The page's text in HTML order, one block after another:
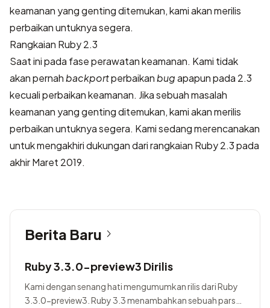
keamanan yang genting ditemukan, kami akan merilis
perbaikan untuknya segera.
Rangkaian Ruby 2.3
Saat ini pada fase perawatan keamanan. Kami tidak
akan pernahbackportperbaikanbugapapun pada 2.3
kecuali perbaikan keamanan. Jika sebuah masalah
keamanan yang genting ditemukan, kami akan merilis
perbaikan untuknya segera. Kami sedang merencanakan
untuk mengakhiri dukungan dari rangkaian Ruby 2.3 pada
akhir Maret 2019.
Berita Baru
Ruby 3.3.0-preview3 Dirilis
Kami dengan senang hati mengumumkan rilis dari Ruby
3.3.0-preview3. Ruby 3.3 menambahkan sebuah parser